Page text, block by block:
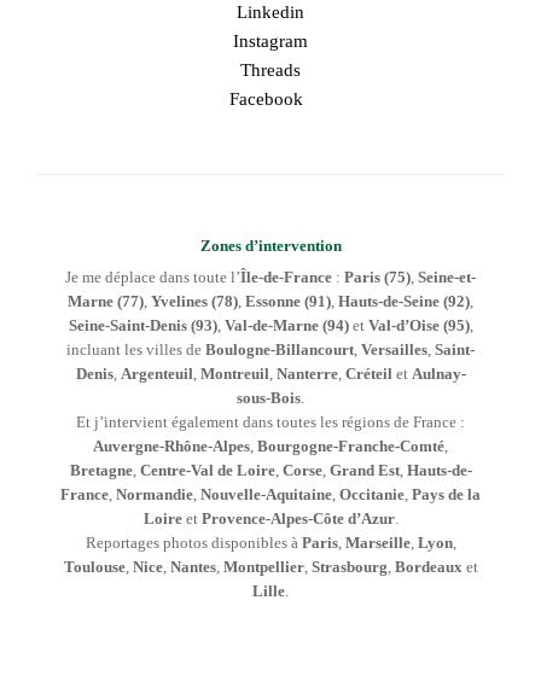
Linkedin
Instagram
Threads
Facebook
Zones d’intervention
Je me déplace dans toute l’Île-de-France : Paris (75) Seine-et-
Marne (77) Yvelines (78) Essonne (91) Hauts-de-Seine (92)
Seine-Saint-Denis (93), Val-de-Marne (94)et Val-d’Oise (95),
incluant les villes de Boulogne-Billancourt Versailles Saint-
Denis, Argenteuil Montreuil Nanterre, Créteil et Aulnay-
sous-Bois
Et j’intervient également dans toutes les régions de France :
Auvergne-Rhône-Alpes Bourgogne-Franche-Comté
Bretagne, Centre-Val de Loire, Corse, Grand Est, Hauts-de-
France Normandie Nouvelle-Aquitaine Occitanie Pays de la
Loireet Provence-Alpes-Côte d’Azur.
Reportages photos disponibles à Paris, Marseille, Lyon,
Toulouse, Nice, Nantes, Montpellier, Strasbourg Bordeaux et
Lille